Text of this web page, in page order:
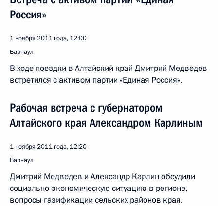
Россия»
1 ноября 2011 года, 12:00
Барнаул
В ходе поездки в Алтайский край Дмитрий Медведев
встретился с активом партии «Единая Россия».
Рабочая встреча с губернатором
Алтайского края Александром Карлиным
1 ноября 2011 года, 12:20
Барнаул
Дмитрий Медведев и Александр Карлин обсудили
социально-экономическую ситуацию в регионе,
вопросы газификации сельских районов края.